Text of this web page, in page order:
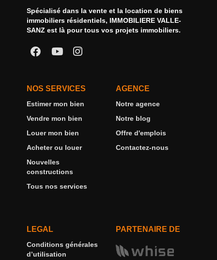
Spécialisé dans la vente et la location de biens
immobiliers résidentiels, IMMOBILIERE VALLE-
SANZ est là pour tous vos projets immobiliers.
NOS SERVICES
Estimer mon bien
Vendre mon bien
Louer mon bien
Acheter ou louer
Nouvelles
constructions
Tous nos services
AGENCE
Notre agence
Notre blog
Offre d'emplois
Contactez-nous
LEGAL
Conditions générales
d’utilisation
PARTENAIRE DE